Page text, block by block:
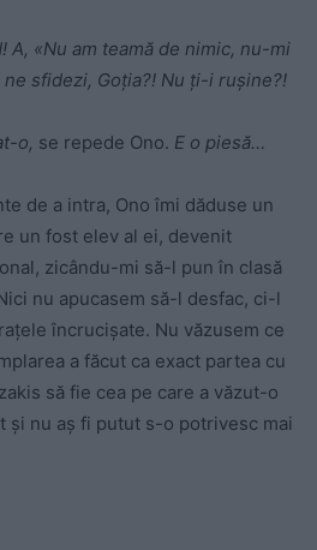
A, «Nu am teamă de nimic, nu-mi
sfidezi, Goţia?! Nu ţi-i ruşine?!
o, se repede Ono. E o piesă…
de a intra, Ono îmi dăduse un
un fost elev al ei, devenit
zicându-mi să-l pun în clasă
nu apucasem să-l desfac, ci-l
încrucişate. Nu văzusem ce
a făcut ca exact partea cu
să fie cea pe care a văzut-o
şi nu aş fi putut s-o potrivesc mai